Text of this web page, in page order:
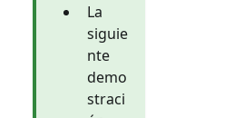
La
siguie
nte
demo
straci